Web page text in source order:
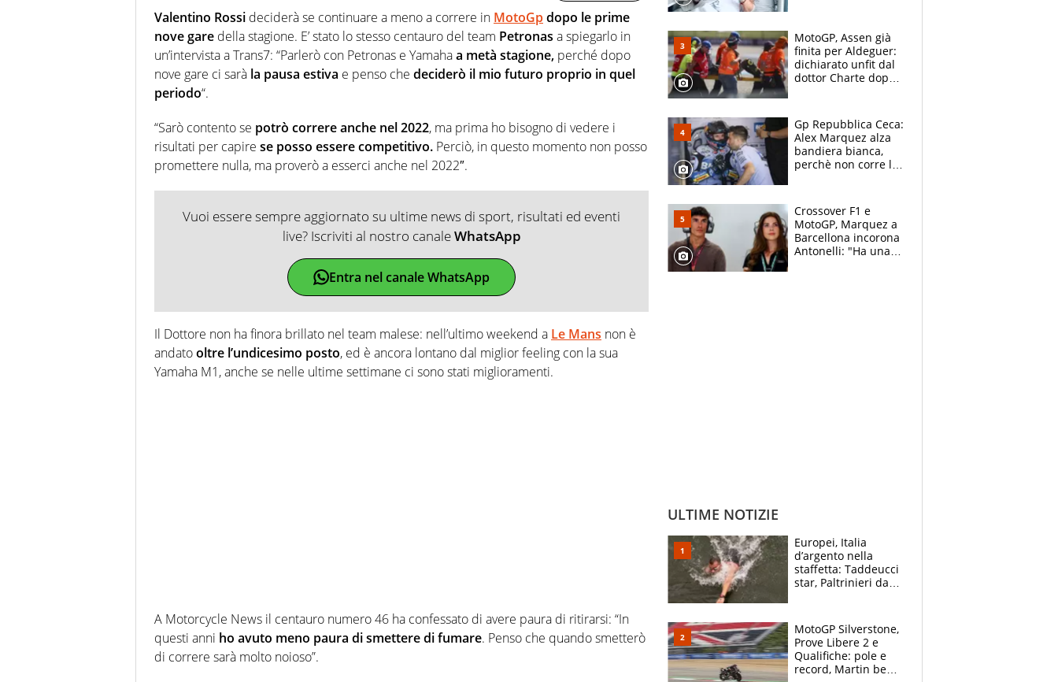
Valentino Rossi deciderà se continuare a meno a correre in MotoGpdopo le prime
nove gare della stagione. E’ stato lo stesso centauro del team Petronas a spiegarlo in
un’intervista a Trans7: “Parlerò con Petronas e Yamahaa metà stagione, perché dopo
nove gare ci sarà la pausa estiva e penso che deciderò il mio futuro proprio in quel
periodo“.
“Sarò contento se potrò correre anche nel 2022, ma prima ho bisogno di vedere i
risultati per capire se posso essere competitivo. Perciò, in questo momento non posso
promettere nulla, ma proverò a esserci anche nel 2022″.
Vuoi essere sempre aggiornato su ultime news di sport, risultati ed eventi
live? Iscriviti al nostro canaleWhatsApp
Entra nel canale WhatsApp
Il Dottore non ha finora brillato nel team malese: nell’ultimo weekend a Le Mans non è
andatooltre l’undicesimo posto, ed è ancora lontano dal miglior feeling con la sua
Yamaha M1, anche se nelle ultime settimane ci sono stati miglioramenti.
A Motorcycle News il centauro numero 46 ha confessato di avere paura di ritirarsi: “In
questi anni ho avuto meno paura di smettere di fumare. Penso che quando smetterò
di correre sarà molto noioso”.
MotoGP, Assen già
finita per Aldeguer:
dichiarato unfit dal
dottor Charte dopo
Gp Repubblica Ceca:
Alex Marquez alza
bandiera bianca,
perchè non corre la
Crossover F1 e
MotoGP, Marquez a
Barcellona incorona
Antonelli: "Ha una
ULTIME NOTIZIE
Europei, Italia
d’argento nella
staffetta: Taddeucci
star, Paltrinieri da
Padre Pio
MotoGP Silverstone,
Prove Libere 2 e
Qualifiche: pole e
record, Martin beffa